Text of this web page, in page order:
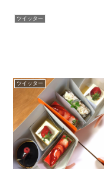
ツイッター
ツイッター